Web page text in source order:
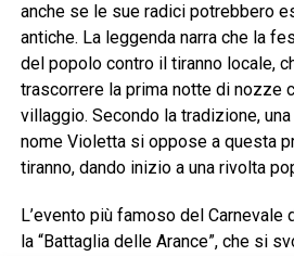
anche se le sue radici potrebbero
antiche. La leggenda narra che la
del popolo contro il tiranno locale,
trascorrere la prima notte di nozze
villaggio. Secondo la tradizione,
nome Violetta si oppose a questa
tiranno, dando inizio a una rivolta
L’evento più famoso del
la “Battaglia delle Arance”, che si